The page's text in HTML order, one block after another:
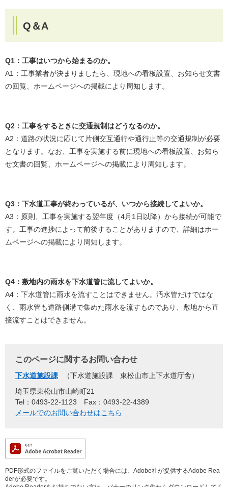
Q＆A
Q1：工事はいつから始まるのか。
A1：工事業者が決まりましたら、現地への看板設置、お知らせ文書
の回覧、ホームページへの掲載により周知します。
Q2：工事をするときに交通規制はどうなるのか。
A2：道路の状況に応じて片側交互通行や通行止等の交通規制が必要
となります。なお、工事を実施する前に現地への看板設置、お知ら
せ文書の回覧、ホームページへの掲載により周知します。
Q3：下水道工事が終わっているが、いつから接続してよいか。
A3：原則、工事を実施する翌年度（4月1日以降）から接続が可能で
す。工事の進捗によって前後することがありますので、詳細はホー
ムページへの掲載により周知します。
Q4：敷地内の雨水を下水道管に流してよいか。
A4：下水道管に雨水を流すことはできません。汚水管だけではな
く、雨水管も道路側溝で集めた雨水を流すものであり、敷地から直
接流すことはできません。
このページに関するお問い合わせ
下水道施設課
下水道施設課 東松山市上下水道庁舎
埼玉県東松山市山崎町21
Tel：0493-22-1123
Fax：0493-22-4389
メールでのお問い合わせはこちら
PDF形式のファイルをご覧いただく場合には、Adobe社が提供するAdobe Rea
derが必要です。